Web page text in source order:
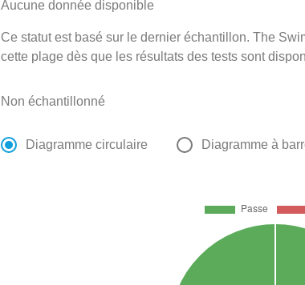
Aucune donnée disponible
Ce statut est basé sur le dernier échantillon. The
cette plage dès que les résultats des tests sont
Non échantillonné
Diagramme circulaire Diagramme à